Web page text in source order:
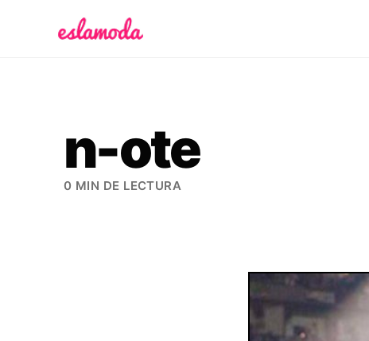
n-ote
0 MIN DE LECTURA